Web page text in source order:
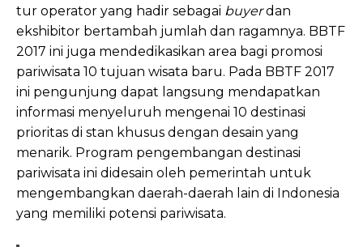
tur operator yang hadir sebagai buyerdan
ekshibitor bertambah jumlah dan ragamnya. BBTF
2017 ini juga mendedikasikan area bagi promosi
pariwisata 10 tujuan wisata baru. Pada BBTF 2017
ini pengunjung dapat langsung mendapatkan
informasi menyeluruh mengenai 10 destinasi
prioritas di stan khusus dengan desain yang
menarik. Program pengembangan destinasi
pariwisata ini didesain oleh pemerintah untuk
mengembangkan daerah-daerah lain di Indonesia
yang memiliki potensi pariwisata.